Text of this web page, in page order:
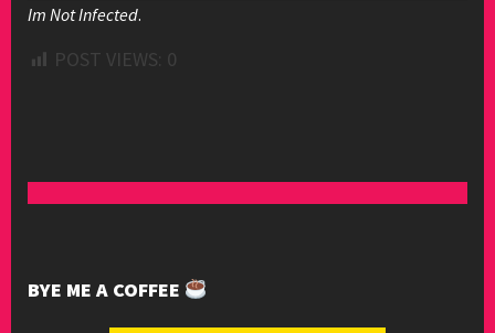
Im Not Infected.
POST VIEWS: 0
BYE ME A COFFEE